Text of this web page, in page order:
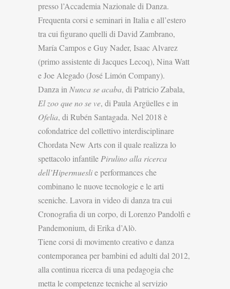
presso l’Accademia Nazionale di Danza.
Frequenta corsi e seminari in Italia e all’estero
tra cui figurano quelli di David Zambrano,
María Campos e Guy Nader, Isaac Alvarez
(primo assistente di Jacques Lecoq), Nina Watt
e Joe Alegado (José Limón Company).
Danza in Nunca se acaba, di Patricio Zabala,
El zoo que no se ve, di Paula Argüelles e in
Ofelia, di Rubén Santagada. Nel 2018 è
cofondatrice del collettivo interdisciplinare
Chordata New Arts con il quale realizza lo
spettacolo infantile Pirulino alla ricerca
dell’Hipermueslie performances che
combinano le nuove tecnologie e le arti
sceniche. Lavora in video di danza tra cui
Cronografia di un corpo, di Lorenzo Pandolfi e
Pandemonium, di Erika d’Alò.
Tiene corsi di movimento creativo e danza
contemporanea per bambini ed adulti dal 2012,
alla continua ricerca di una pedagogia che
metta le competenze tecniche al servizio